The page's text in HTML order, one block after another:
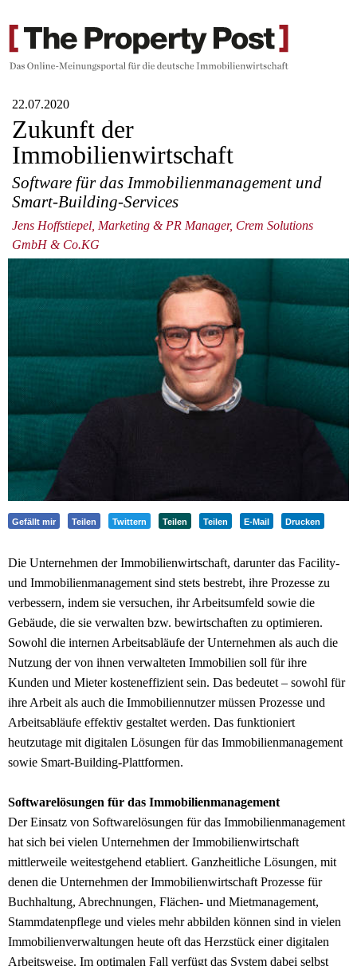
22.07.2020
Zukunft der
Immobilienwirtschaft
Software für das Immobilienmanagement und
Smart-Building-Services
Jens Hoffstiepel, Marketing & PR Manager, Crem Solutions
GmbH & Co.KG
Gefällt mir Teilen Twittern Teilen Teilen E-Mail Drucken
Die Unternehmen der Immobilienwirtschaft, darunter das Facility-
und Immobilienmanagement sind stets bestrebt, ihre Prozesse zu
verbessern, indem sie versuchen, ihr Arbeitsumfeld sowie die
Gebäude, die sie verwalten bzw. bewirtschaften zu optimieren.
Sowohl die internen Arbeitsabläufe der Unternehmen als auch die
Nutzung der von ihnen verwalteten Immobilien soll für ihre
Kunden und Mieter kosteneffizient sein. Das bedeutet – sowohl für
ihre Arbeit als auch die Immobiliennutzer müssen Prozesse und
Arbeitsabläufe effektiv gestaltet werden. Das funktioniert
heutzutage mit digitalen Lösungen für das Immobilienmanagement
sowie Smart-Building-Plattformen.
Softwarelösungen für das Immobilienmanagement
Der Einsatz von Softwarelösungen für das Immobilienmanagement
hat sich bei vielen Unternehmen der Immobilienwirtschaft
mittlerweile weitestgehend etabliert. Ganzheitliche Lösungen, mit
denen die Unternehmen der Immobilienwirtschaft Prozesse für
Buchhaltung, Abrechnungen, Flächen- und Mietmanagement,
Stammdatenpflege und vieles mehr abbilden können sind in vielen
Immobilienverwaltungen heute oft das Herzstück einer digitalen
Arbeitsweise. Im optimalen Fall verfügt das System dabei selbst